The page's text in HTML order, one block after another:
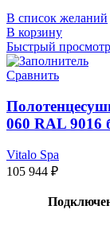
В список желаний
В корзину
Быстрый просмотр
Сравнить
060 RAL 9016
Vitalo Spa
105 944 ₽